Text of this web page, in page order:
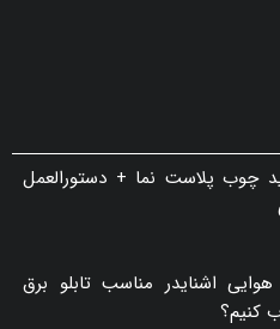
چوب پلاست نما + دستورالعمل
اشنایدر مناسب تابلو برق